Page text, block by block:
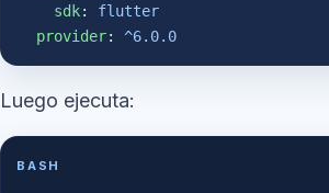
    sdk
: flutter
  provider
: ^6.0.0
Luego ejecuta:
BASH